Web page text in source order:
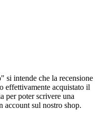
intende che la recensione
effettivamente acquistato il
per poter scrivere una
account sul nostro shop.